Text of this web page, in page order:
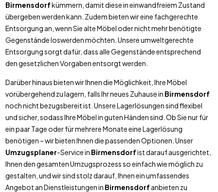
Birmensdorfkümmern, damit diese in einwandfreiem Zustand
übergeben werden kann. Zudem bieten wir eine fachgerechte
Entsorgung an, wenn Sie alte Möbel oder nicht mehr benötigte
Gegenstände loswerden möchten. Unsere umweltgerechte
Entsorgung sorgt dafür, dass alle Gegenstände entsprechend
den gesetzlichen Vorgaben entsorgt werden.
Darüber hinaus bieten wir Ihnen die Möglichkeit, Ihre Möbel
vorübergehend zu lagern, falls Ihr neues Zuhause in Birmensdorf
noch nicht bezugsbereit ist. Unsere Lagerlösungen sind flexibel
und sicher, sodass Ihre Möbel in guten Händen sind. Ob Sie nur für
ein paar Tage oder für mehrere Monate eine Lagerlösung
benötigen – wir bieten Ihnen die passenden Optionen. Unser
Umzugsplaner-Service in Birmensdorfist darauf ausgerichtet,
Ihnen den gesamten Umzugsprozess so einfach wie möglich zu
gestalten, und wir sind stolz darauf, Ihnen ein umfassendes
Angebot an Dienstleistungen in Birmensdorf anbieten zu